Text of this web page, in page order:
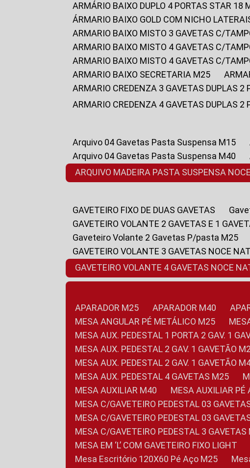
ARMÁRIO BAIXO DUPLO 4 PORTAS STAR 18
ÁRMARIO BAIXO GOLD COM NICHO
ARMARIO BAIXO MISTO 3 GAVETAS C/
ARMARIO BAIXO MISTO 4 GAVETAS C/
ARMARIO BAIXO MISTO 4 GAVETAS C/
ARMARIO BAIXO SECRETARIA M25
ARMARIO CREDENZA 3 GAVETAS DUPLAS 2
ARMARIO CREDENZA 4 GAVETAS DUPLAS 2
Arquivo 04 Gavetas Pasta Suspensa M15
Arquivo 04 Gavetas Pasta Suspensa M40
ARQUIVO MADEIRA PASTA SUSPENSA
GAVETEIRO FIXO DE DUAS GAVETAS
GAVETEIRO VOLANTE 2 GAVETAS E 1
Gaveteiro Volante 2 Gavetas P/pasta M25
GAVETEIRO VOLANTE 3 GAVETAS NOCE
GAVETEIRO VOLANTE 4 GAVETAS NOCE
APARADOR M25
APARADOR M40
MESA ANGULAR PÉ METÁLICO M25
MESA AUX. PEDESTAL 1 PORTA 2 GAV. 1
MESA AUX. PEDESTAL 2 GAV. 1 GAVETÃO
MESA AUX. PEDESTAL 2 GAV. 1 GAVETÃO
MESA AUX. PEDESTAL 4 GAVETAS M25
MESA AUXILIAR M40
MESA AUXILIAR
MESA C/GAVETEIRO PEDESTAL 03
MESA C/GAVETEIRO PEDESTAL 03
MESA C/GAVETEIRO PEDESTAL 3 GAVETAS
MESA EM ‘L’ COM GAVETEIRO FIXO LIGHT
Mesa Escritório 120X60 Pé Aço M25